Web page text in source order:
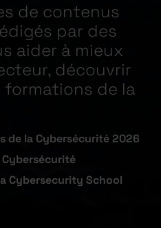
de contenus
par des
aider à mieux
découvrir
formations de la
de la Cybersécurité 2026
Cybersécurité
Cybersecurity School